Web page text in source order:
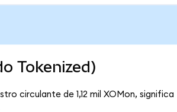
Tokenized)
circulante de 1,12 mil XOMon, significa